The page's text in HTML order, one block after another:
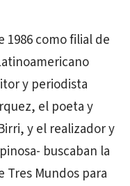
1986 como filial de
y periodista
el poeta y
y el realizador y
buscaban la
Tres Mundos para